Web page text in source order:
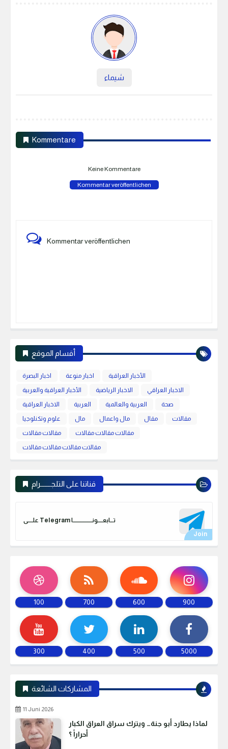
شيماء
Kommentare
Keine Kommentare
Kommentar veröffentlichen
Kommentar veröffentlichen
أقسام الموقع
اخبار البصرة اخبار منوعة
الأخبار العراقية
الأخبار العراقية والعربية
الاخبار الرياضية
الاخبار العراقي
الاخبار العراقية
العربية العربية والعالمية
صحة
علوم وتكنلوجيا
مال مال واعمال مقال
مقالات
مقالات مقالات
مقالات مقالات مقالات
مقالات مقالات مقالات مقالات
قناتنا على التلجـــــــرام
علـــــى Telegram تـــابعـــــونـــــــــــــــــــا
100 700 600 900
300 400 500 5000
المشاركات الشائعة
11 Juni 2026
لماذا يطارد أبو جنة… ويترك سراق العراق الكبار
أحراراً ؟